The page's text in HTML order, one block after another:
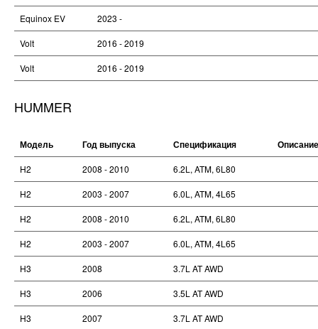
Equinox EV 2023 -
Volt 2016 - 2019
Volt 2016 - 2019
HUMMER
Модель Год выпуска Спецификация Описание
H2 2008 - 2010 6.2L, ATM, 6L80
H2 2003 - 2007 6.0L, ATM, 4L65
H2 2008 - 2010 6.2L, ATM, 6L80
H2 2003 - 2007 6.0L, ATM, 4L65
H3 2008 3.7L AT AWD
H3 2006 3.5L AT AWD
H3 2007 3.7L AT AWD